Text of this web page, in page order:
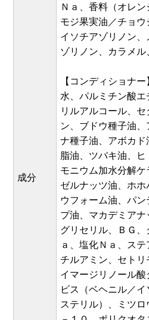
成分
Ｎａ、香料（オレ
モジ果実油／チョ
イソチアゾリノン
ゾリノン、カラメル
【コンディショナー
水、パルミチン酸
リルアルコール、
ン、ブドウ種子油
ナ種子油、アボカ
脂油、ツバキ油、
モニウム加水分解
ゼルナッツ油、ホ
ウフォーム油、パ
プ油、マカデミア
グリセリル、ＢＧ
ａ、塩化Ｎａ、ス
チルアミン、セト
イマージリノール
ビス（ベヘニル／
ステリル）、ミツ